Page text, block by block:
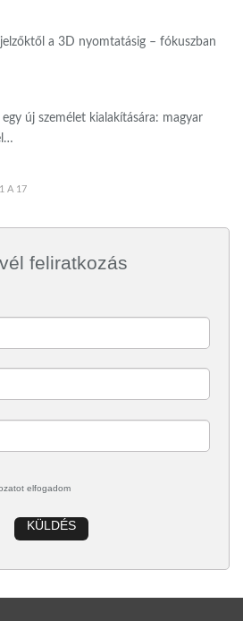
a 3D nyomtatásig – fókuszban
egy új személet kialakítására: magyar
1 A 17
feliratkozás
elfogadom
KÜLDÉS